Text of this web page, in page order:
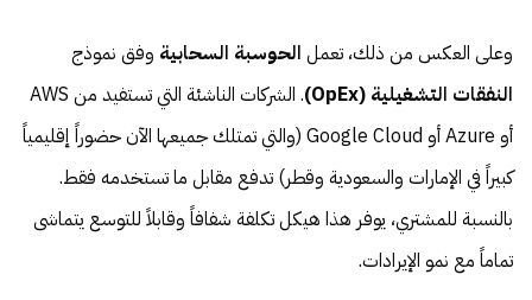
وعلى العكس من ذلك، تعمل الحوسبة السحابية وفق نموذج
النفقات التشغيلية (OpEx)
. الشركات الناشئة التي تستفيد من AWS
أو Azure أو Google Cloud (والتي تمتلك جميعها الآن حضوراً إقليمياً
كبيراً في الإمارات والسعودية وقطر) تدفع مقابل ما تستخدمه فقط.
بالنسبة للمشتري، يوفر هذا هيكل تكلفة شفافاً وقابلاً للتوسع يتماشى
تماماً مع نمو الإيرادات.